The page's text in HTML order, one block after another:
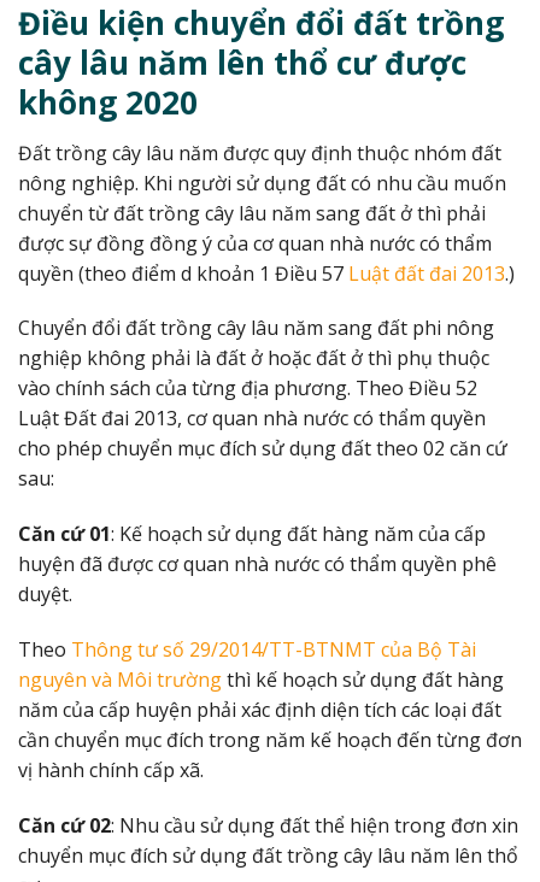
Điều kiện chuyển đổi đất trồng
cây lâu năm lên thổ cư được
không 2020
Đất trồng cây lâu năm được quy định thuộc nhóm đất
nông nghiệp. Khi người sử dụng đất có nhu cầu muốn
chuyển từ đất trồng cây lâu năm sang đất ở thì phải
được sự đồng đồng ý của cơ quan nhà nước có thẩm
quyền (theo điểm d khoản 1 Điều 57 Luật đất đai 2013.)
Chuyển đổi đất trồng cây lâu năm sang đất phi nông
nghiệp không phải là đất ở hoặc đất ở thì phụ thuộc
vào chính sách của từng địa phương. Theo Điều 52
Luật Đất đai 2013, cơ quan nhà nước có thẩm quyền
cho phép chuyển mục đích sử dụng đất theo 02 căn cứ
sau:
Căn cứ 01: Kế hoạch sử dụng đất hàng năm của cấp
huyện đã được cơ quan nhà nước có thẩm quyền phê
duyệt.
Theo Thông tư số 29/2014/TT-BTNMT của Bộ Tài
nguyên và Môi trườngthì kế hoạch sử dụng đất hàng
năm của cấp huyện phải xác định diện tích các loại đất
cần chuyển mục đích trong năm kế hoạch đến từng đơn
vị hành chính cấp xã.
Căn cứ 02: Nhu cầu sử dụng đất thể hiện trong đơn xin
chuyển mục đích sử dụng đất trồng cây lâu năm lên thổ